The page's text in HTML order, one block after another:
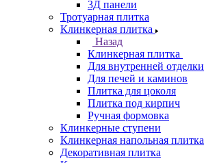
3Д панели
Тротуарная плитка
Клинкерная плитка
Назад
Клинкерная плитка
Для внутренней отделки
Для печей и каминов
Плитка для цоколя
Плитка под кирпич
Ручная формовка
Клинкерные ступени
Клинкерная напольная плитка
Декоративная плитка